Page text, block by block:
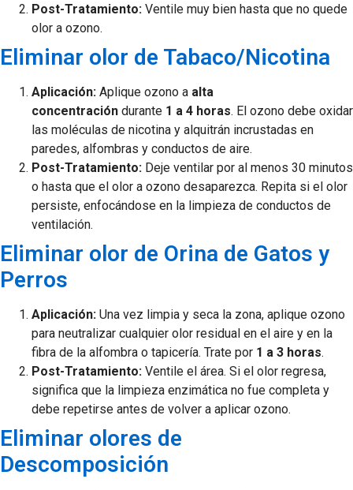
Post-Tratamiento: Ventile muy bien hasta que no quede
olor a ozono.
Eliminar olor de Tabaco/Nicotina
Aplicación: Aplique ozono a alta
concentración durante 1 a 4 horas. El ozono debe oxidar
las moléculas de nicotina y alquitrán incrustadas en
paredes, alfombras y conductos de aire.
Post-Tratamiento: Deje ventilar por al menos 30 minutos
o hasta que el olor a ozono desaparezca. Repita si el olor
persiste, enfocándose en la limpieza de conductos de
ventilación.
Eliminar olor de Orina de Gatos y
Perros
Aplicación: Una vez limpia y seca la zona, aplique ozono
para neutralizar cualquier olor residual en el aire y en la
fibra de la alfombra o tapicería. Trate por 1 a 3 horas.
Post-Tratamiento: Ventile el área. Si el olor regresa,
significa que la limpieza enzimática no fue completa y
debe repetirse antes de volver a aplicar ozono.
Eliminar olores de
Descomposición